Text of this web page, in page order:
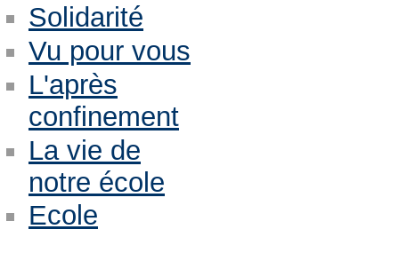
Solidarité
Vu pour vous
L'après
confinement
La vie de
notre école
Ecole